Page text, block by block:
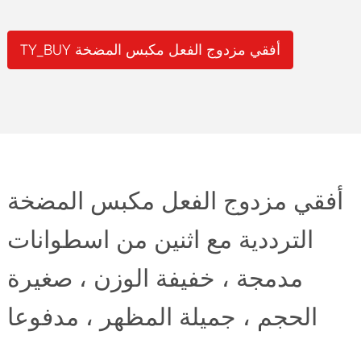
TY_BUY أفقي مزدوج الفعل مكبس المضخة
أفقي مزدوج الفعل مكبس المضخة
الترددية مع اثنين من اسطوانات
مدمجة ، خفيفة الوزن ، صغيرة
الحجم ، جميلة المظهر ، مدفوعا